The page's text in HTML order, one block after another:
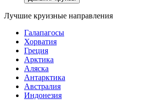
Лучшие круизные направления
Галапагосы
Хорватия
Греция
Арктика
Аляска
Антарктика
Австралия
Индонезия